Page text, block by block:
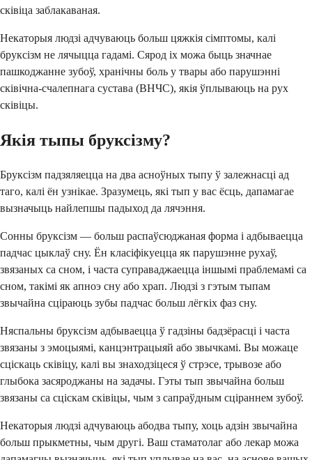
сківіца заблакаваная.
Некаторыя людзі адчуваюць больш цяжкія сімптомы, калі
бруксізм не лячыцца гадамі. Сярод іх можа быць значнае
пашкоджанне зубоў, хранічны боль у твары або парушэнні
сківічна-счалепнага сустава (ВНЧС), якія ўплываюць на рух
сківіцы.
Якія тыпы бруксізму?
Бруксізм падзяляецца на два асноўных тыпу ў залежнасці ад
таго, калі ён узнікае. Зразумець, які тып у вас ёсць, дапамагае
вызначыць найлепшы падыход да лячэння.
Сонны бруксізм — больш распаўсюджаная форма і адбываецца
падчас цыклаў сну. Ён класіфікуецца як парушэнне рухаў,
звязаных са сном, і часта суправаджаецца іншымі праблемамі са
сном, такімі як апноэ сну або храп. Людзі з гэтым тыпам
звычайна сціраюць зубы падчас больш лёгкіх фаз сну.
Няспальны бруксізм адбываецца ў гадзіны бадзёрасці і часта
звязаны з эмоцыямі, канцэнтрацыяй або звычкамі. Вы можаце
сціскаць сківіцу, калі вы знаходзіцеся ў стрэсе, трывозе або
глыбока засяроджаны на задачы. Гэты тып звычайна больш
звязаны са сціскам сківіцы, чым з сапраўдным сціраннем зубоў.
Некаторыя людзі адчуваюць абодва тыпу, хоць адзін звычайна
больш прыкметны, чым другі. Ваш стаматолаг або лекар можа